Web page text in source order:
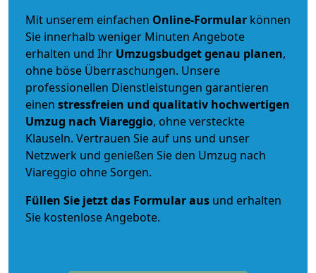
Mit unserem einfachen Online-Formular können
Sie innerhalb weniger Minuten Angebote
erhalten und Ihr Umzugsbudgetgenau planen,
ohne böse Überraschungen. Unsere
professionellen Dienstleistungen garantieren
einen stressfreien und qualitativ hochwertigen
Umzug nach Viareggio, ohne versteckte
Klauseln. Vertrauen Sie auf uns und unser
Netzwerk und genießen Sie den Umzug nach
Viareggio ohne Sorgen.
Füllen Sie jetzt das Formular aus und erhalten
Sie kostenlose Angebote.